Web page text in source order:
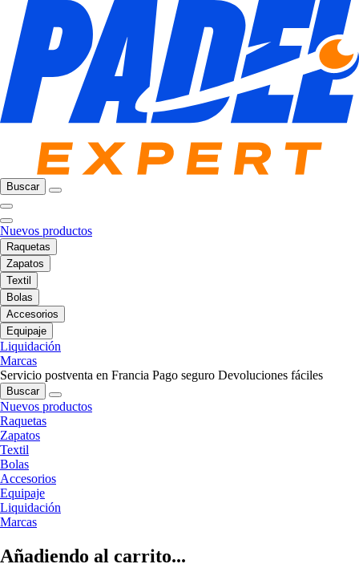
Buscar
Nuevos productos
Raquetas
Zapatos
Textil
Bolas
Accesorios
Equipaje
Liquidación
Marcas
Servicio postventa en Francia Pago seguro Devoluciones fáciles
Buscar
Nuevos productos
Raquetas
Zapatos
Textil
Bolas
Accesorios
Equipaje
Liquidación
Marcas
Añadiendo al carrito...